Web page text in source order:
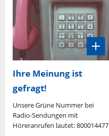
Ihre Meinung ist
gefragt!
Unsere Grüne Nummer bei
Radio-Sendungen mit
Höreranrufen lautet: 800014477